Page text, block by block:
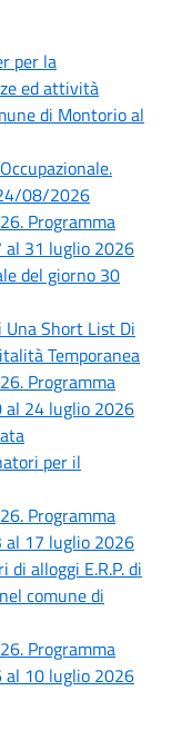
per la
ed attività
di Montorio al
08/2026
Programma
al 31 luglio 2026
del giorno 30
Una Short List Di
Temporanea
Programma
al 24 luglio 2026
per il
Programma
al 17 luglio 2026
alloggi E.R.P. di
comune di
Programma
al 10 luglio 2026